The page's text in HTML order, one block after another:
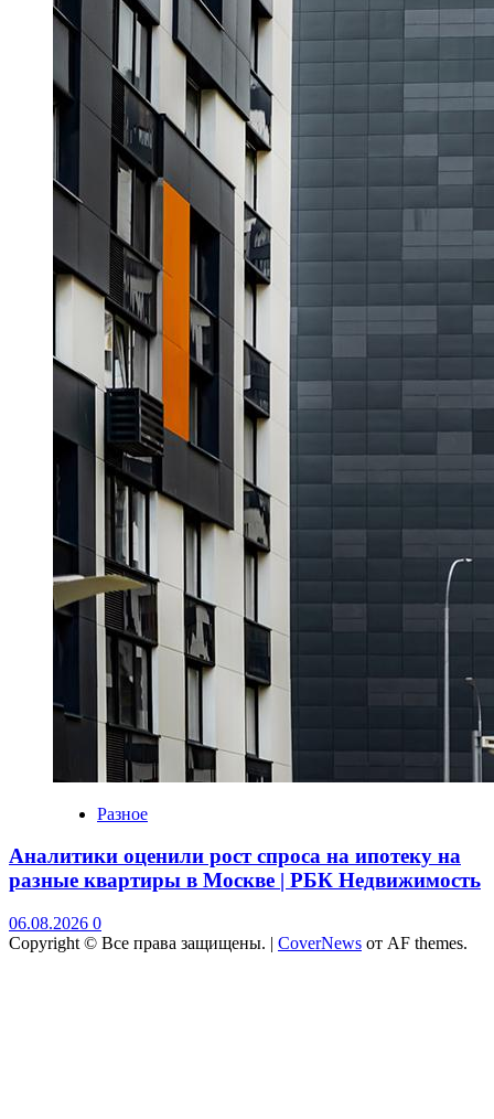
Разное
Аналитики оценили рост спроса на ипотеку на
разные квартиры в Москве | РБК Недвижимость
06.08.2026 0
Copyright © Все права защищены. | CoverNews от AF themes.